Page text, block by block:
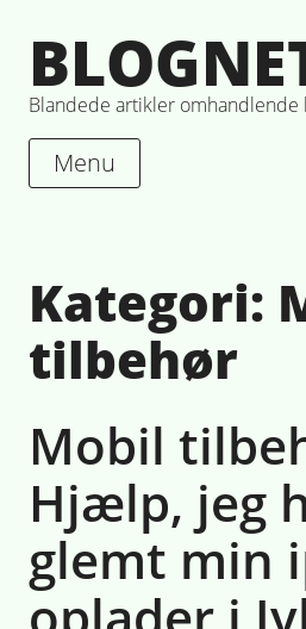
to
content
Blandede artikler omhandlende
Menu
Kategori:
tilbehør
Mobil
Hjælp, jeg
glemt min